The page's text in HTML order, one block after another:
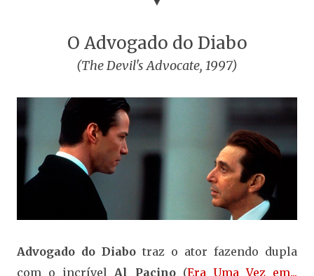
O Advogado do Diabo
(The Devil's Advocate, 1997)
Advogado do Diabo traz o ator fazendo dupla
com o incrívelAl Pacino(Era Uma Vez em...